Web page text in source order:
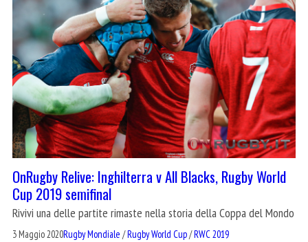
OnRugby Relive: Inghilterra v All Blacks, Rugby World
Cup 2019 semifinal
Rivivi una delle partite rimaste nella storia della Coppa del Mondo
3 Maggio 2020Rugby Mondiale /Rugby World Cup/RWC 2019